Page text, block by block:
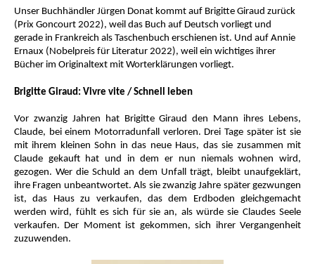
Unser Buchhändler Jürgen Donat kommt auf Brigitte Giraud zurück
(Prix Goncourt 2022), weil das Buch auf Deutsch vorliegt und
gerade in Frankreich als Taschenbuch erschienen ist. Und auf Annie
Ernaux (Nobelpreis für Literatur 2022), weil ein wichtiges ihrer
Bücher im Originaltext mit Worterklärungen vorliegt.
Brigitte Giraud: Vivre vite / Schnell leben
Vor zwanzig Jahren hat Brigitte Giraud den Mann ihres Lebens,
Claude, bei einem Motorradunfall verloren. Drei Tage später ist sie
mit ihrem kleinen Sohn in das neue Haus, das sie zusammen mit
Claude gekauft hat und in dem er nun niemals wohnen wird,
gezogen. Wer die Schuld an dem Unfall trägt, bleibt unaufgeklärt,
ihre Fragen unbeantwortet. Als sie zwanzig Jahre später gezwungen
ist, das Haus zu verkaufen, das dem Erdboden gleichgemacht
werden wird, fühlt es sich für sie an, als würde sie Claudes Seele
verkaufen. Der Moment ist gekommen, sich ihrer Vergangenheit
zuzuwenden.